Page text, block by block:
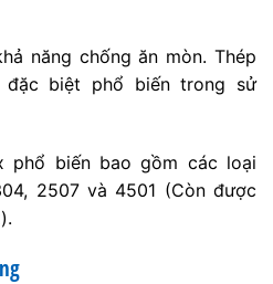
năng chống ăn mòn. Thép
đặc biệt phổ biến trong sử
phổ biến bao gồm các loại
2507 và 4501 (Còn được